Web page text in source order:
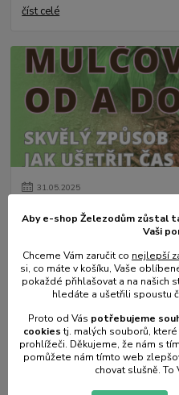
číst celé
31.05.2025
Mulčování od A do Z.
Aby e-shop Železodům zůstal
Vaši
Chceme Vám zaručit co nejlepší
si, co máte v košíku, Vaše
pokaždé přihlašovat a na našich
hledáte a ušetřili spoustu
Proto od Vás potřebujeme
cookiestj. malých souborů,
prohlížeči. Děkujeme, že nám s
pomůžete nám tímto web
chovat slušně.